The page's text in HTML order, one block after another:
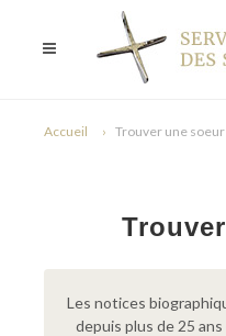
Accueil Trouver une soeur
Les notices
depuis plus de 25